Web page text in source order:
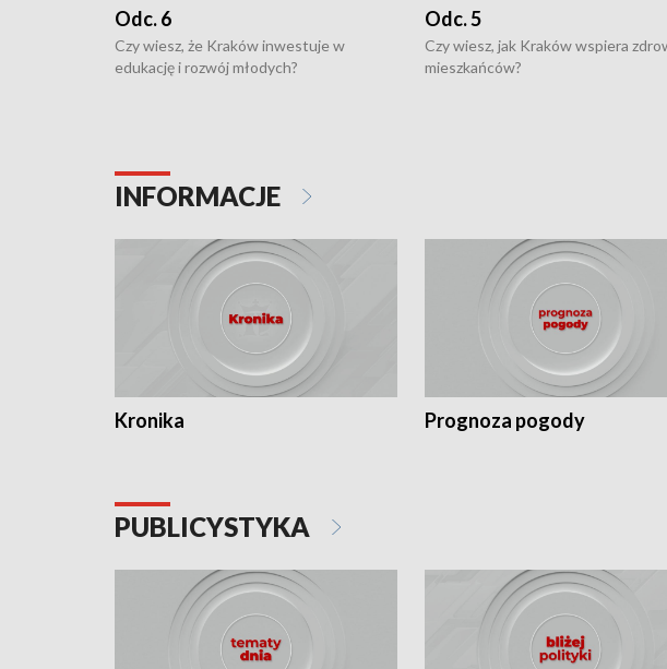
Odc. 6
Czy wiesz, że Kraków inwestuje w
edukację i rozwój młodych?
Odc. 5
Czy wiesz, jak Kraków wspiera
mieszkańców?
INFORMACJE
Kronika Prognoza pogody
PUBLICYSTYKA